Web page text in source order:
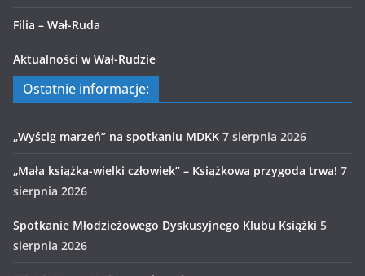
Filia – Wał-Ruda
Aktualności w Wał-Rudzie
Ostatnie informacje:
„Wyścig marzeń” na spotkaniu MDKK 7 sierpnia 2026
„Mała książka-wielki człowiek” – Książkowa przygoda trwa! 7
sierpnia 2026
Spotkanie Młodzieżowego Dyskusyjnego Klubu Książki 5
sierpnia 2026